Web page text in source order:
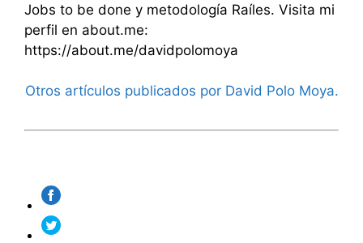
Jobs to be done y metodología Raíles. Visita mi
perfil en about.me:
https://about.me/davidpolomoya
Otros artículos publicados por David Polo Moya.